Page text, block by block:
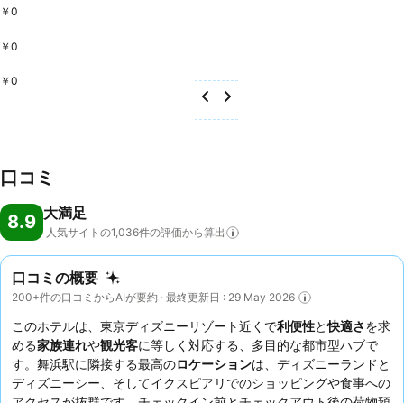
￥0
￥0
￥0
口コミ
8.9 大満足
人気サイトの1,036件の評価から算出
口コミの概要
200+件の口コミからAIが要約 · 最終更新日 : 29 May 2026
このホテルは、東京ディズニーリゾート近くで利便性と快適さを求
める家族連れや観光客に等しく対応する、多目的な都市型ハブで
す。舞浜駅に隣接する最高のロケーションは、ディズニーランドと
ディズニーシー、そしてイクスピアリでのショッピングや食事への